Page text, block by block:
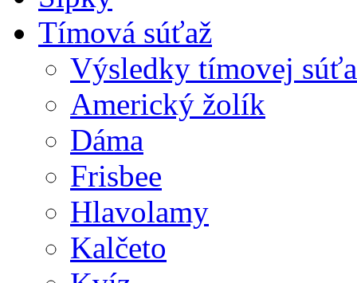
Tímová súťaž
Výsledky tímovej
Americký žolík
Dáma
Frisbee
Hlavolamy
Kalčeto